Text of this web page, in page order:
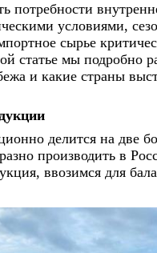
потребности
условиями,
сырье
статье мы подробно
и какие страны
делится на две
производить в
ввозимся для